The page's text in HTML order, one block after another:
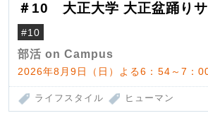
＃10 大正大学 大正盆踊りサ
#10
部活 on Campus
2026年8月9日（日）よる6：54～7：
ライフスタイル ヒューマン